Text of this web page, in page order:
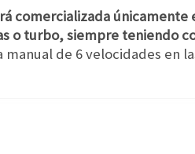
comercializada únicamente
o turbo, siempre teniendo
de 6 velocidades en